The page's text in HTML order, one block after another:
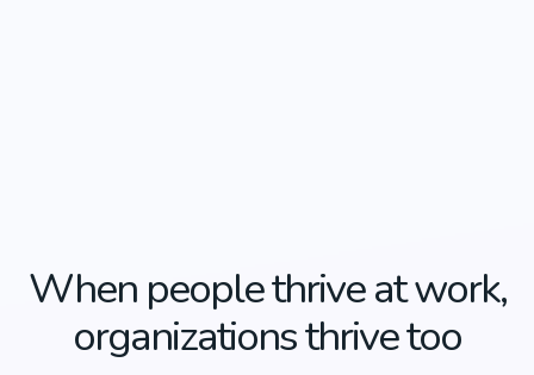
When people thrive at work,
organizations thrive too